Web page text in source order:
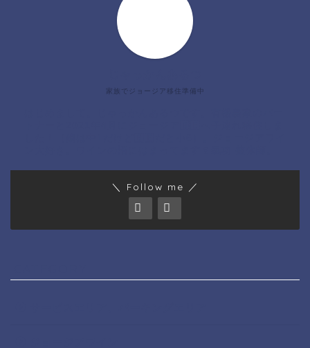
家族でジョージア移住準備中
＼ Follow me ／